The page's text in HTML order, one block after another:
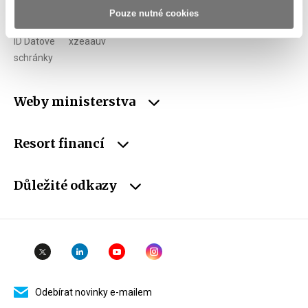
Pouze nutné cookies
CZ00006947
ID Datové
schránky
xzeaauv
Weby ministerstva
Resort financí
Důležité odkazy
Odebírat novinky e-mailem